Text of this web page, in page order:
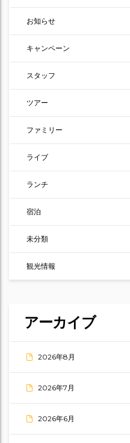
お知らせ
キャンペーン
スタッフ
ツアー
ファミリー
ライブ
ランチ
宿泊
未分類
観光情報
アーカイブ
2026年8月
2026年7月
2026年6月